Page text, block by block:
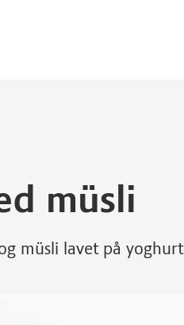
müsli
müsli lavet på yoghurt